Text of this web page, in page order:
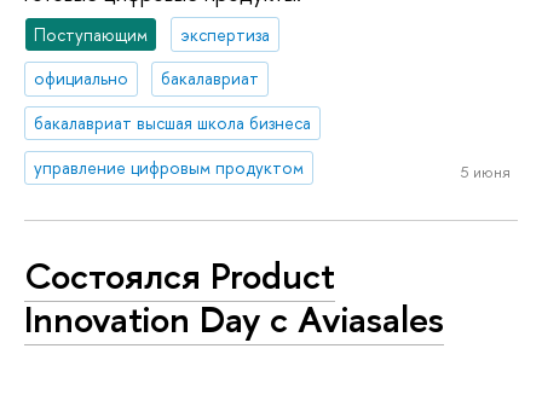
Поступающим
экспертиза
официально
бакалавриат
бакалавриат высшая школа бизнеса
управление цифровым продуктом
5 июня
Состоялся Product
Innovation Day с Aviasales